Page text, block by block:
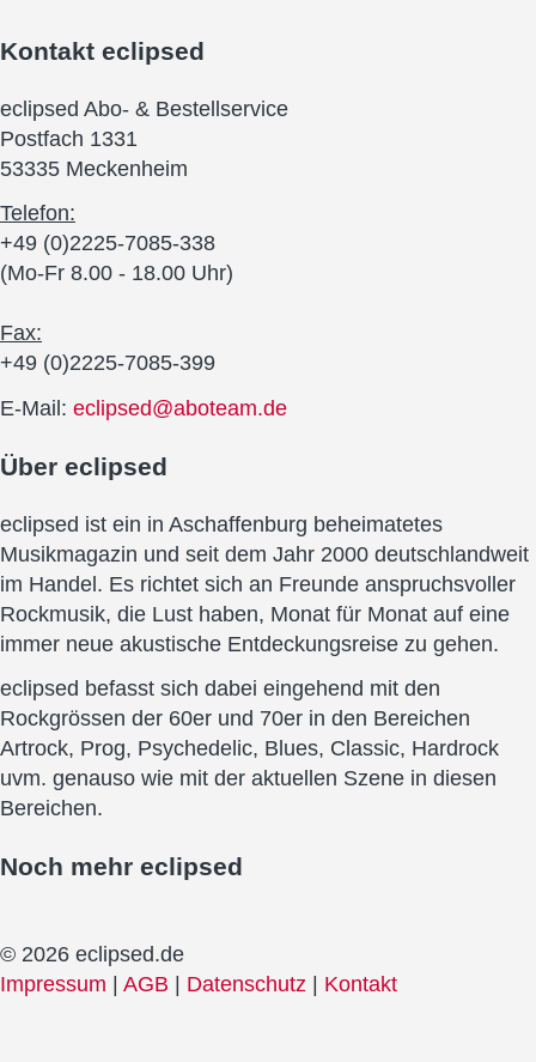
Kontakt eclipsed
eclipsed Abo- & Bestellservice
Postfach 1331
53335 Meckenheim
Telefon:
+49 (0)2225-7085-338
(Mo-Fr 8.00 - 18.00 Uhr)
Fax:
+49 (0)2225-7085-399
E-Mail: eclipsed@aboteam.de
Über eclipsed
eclipsed ist ein in Aschaffenburg beheimatetes
Musikmagazin und seit dem Jahr 2000 deutschlandweit
im Handel. Es richtet sich an Freunde anspruchsvoller
Rockmusik, die Lust haben, Monat für Monat auf eine
immer neue akustische Entdeckungsreise zu gehen.
eclipsed befasst sich dabei eingehend mit den
Rockgrössen der 60er und 70er in den Bereichen
Artrock, Prog, Psychedelic, Blues, Classic, Hardrock
uvm. genauso wie mit der aktuellen Szene in diesen
Bereichen.
Noch mehr eclipsed
© 2026 eclipsed.de
Impressum
AGB Datenschutz Kontakt